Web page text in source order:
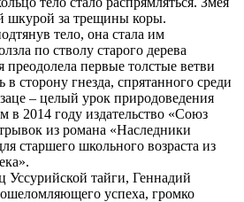
шкурой за трещины коры.
тело, она стала им
по стволу старого дерева
преодолела первые толстые ветви
в сторону гнезда, спрятанного среди
– целый урок природоведения
2014 году издательство «Союз
из романа «Наследники
старшего школьного возраста из
Уссурийской тайги, Геннадий
успеха, громко